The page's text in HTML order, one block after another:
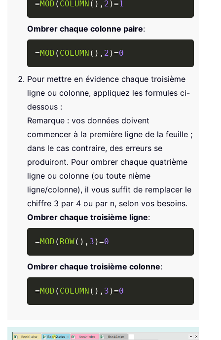
=MOD ( COLUMN ( ) , 2 )=1
Ombrer chaque colonne paire:
=MOD ( COLUMN ( ) , 2 )=0
Pour mettre en évidence chaque troisième
ligne ou colonne, appliquez les formules ci-
dessous :
Remarque : vos données doivent
commencer à la première ligne de la feuille ;
dans le cas contraire, des erreurs se
produiront. Pour ombrer chaque quatrième
ligne ou colonne (ou toute nième
ligne/colonne), il vous suffit de remplacer le
chiffre 3 par 4 ou par n, selon vos besoins.
Ombrer chaque troisième ligne:
=MOD ( ROW( ) , 3 )=0
Ombrer chaque troisième colonne:
=MOD ( COLUMN ( ) , 3 )=0